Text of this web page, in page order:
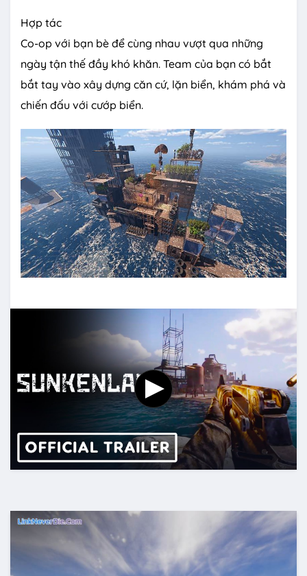
Hợp tác
Co-op với bạn bè để cùng nhau vượt qua những
ngày tận thế đầy khó khăn. Team của bạn có bắt
bắt tay vào xây dựng căn cứ, lặn biển, khám phá và
chiến đấu với cướp biển.